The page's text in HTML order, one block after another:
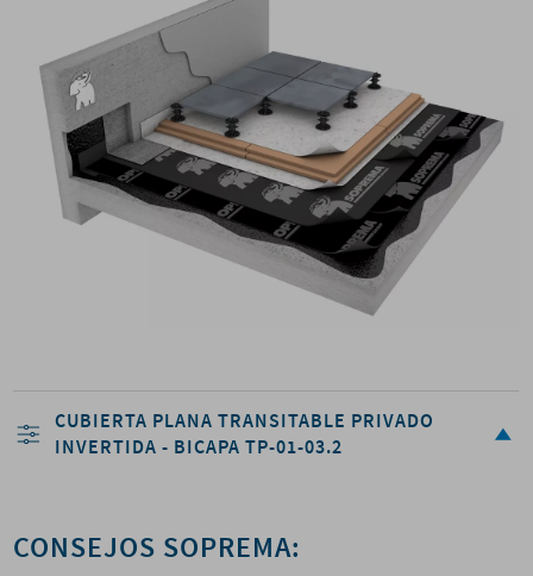
CUBIERTA PLANA TRANSITABLE PRIVADO
INVERTIDA - BICAPA TP-01-03.2
CONSEJOS SOPREMA: